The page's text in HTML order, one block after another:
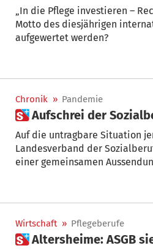
„In die Pflege investieren –
Motto des diesjährigen
aufgewertet werden?
Chronik » Pandemie
 Aufschrei der
Auf die untragbare Situation
Landesverband der
einer gemeinsamen
Wirtschaft » Pflegeberufe
 Altersheime: ASGB